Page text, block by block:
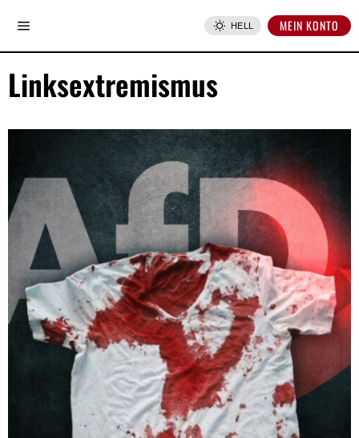
HELL MEIN KONTO
Linksextremismus